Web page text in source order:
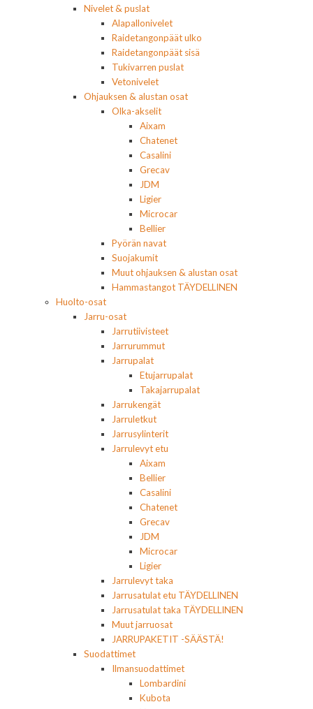
Nivelet & puslat
Alapallonivelet
Raidetangonpäät ulko
Raidetangonpäät sisä
Tukivarren puslat
Vetonivelet
Ohjauksen & alustan osat
Olka-akselit
Aixam
Chatenet
Casalini
Grecav
JDM
Ligier
Microcar
Bellier
Pyörän navat
Suojakumit
Muut ohjauksen & alustan osat
Hammastangot TÄYDELLINEN
Huolto-osat
Jarru-osat
Jarrutiivisteet
Jarrurummut
Jarrupalat
Etujarrupalat
Takajarrupalat
Jarrukengät
Jarruletkut
Jarrusylinterit
Jarrulevyt etu
Aixam
Bellier
Casalini
Chatenet
Grecav
JDM
Microcar
Ligier
Jarrulevyt taka
Jarrusatulat etu TÄYDELLINEN
Jarrusatulat taka TÄYDELLINEN
Muut jarruosat
JARRUPAKETIT -SÄÄSTÄ!
Suodattimet
Ilmansuodattimet
Lombardini
Kubota